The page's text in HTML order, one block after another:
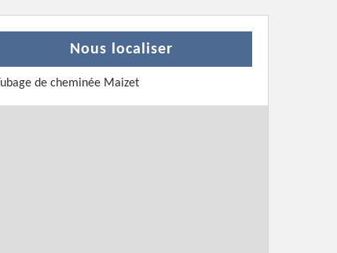
Nous localiser
Tubage de cheminée Maizet